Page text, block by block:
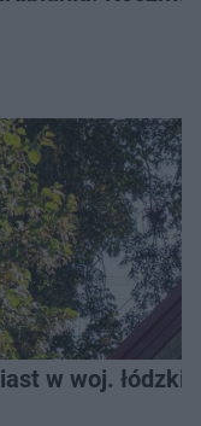
w woj.